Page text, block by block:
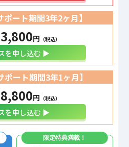
ポート期間3年2ヶ月】
円 （税込）
を申し込む ▶
ポート期間3年1ヶ月】
円 （税込）
を申し込む ▶
限定特典満載！